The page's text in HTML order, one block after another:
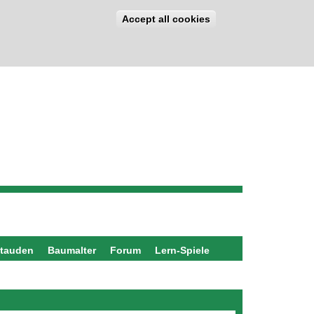
Accept all cookies
Baumalter Forum Lern-Spiele